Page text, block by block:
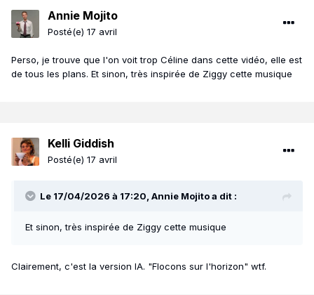
Annie Mojito
Posté(e) 17 avril
Perso, je trouve que l'on voit trop Céline dans cette vidéo, elle est
de tous les plans. Et sinon, très inspirée de Ziggy cette musique
Kelli Giddish
Posté(e) 17 avril
Le 17/04/2026 à 17:20, Annie Mojitoa dit :
Et sinon, très inspirée de Ziggy cette musique
Clairement, c'est la version IA. "Flocons sur l'horizon" wtf.